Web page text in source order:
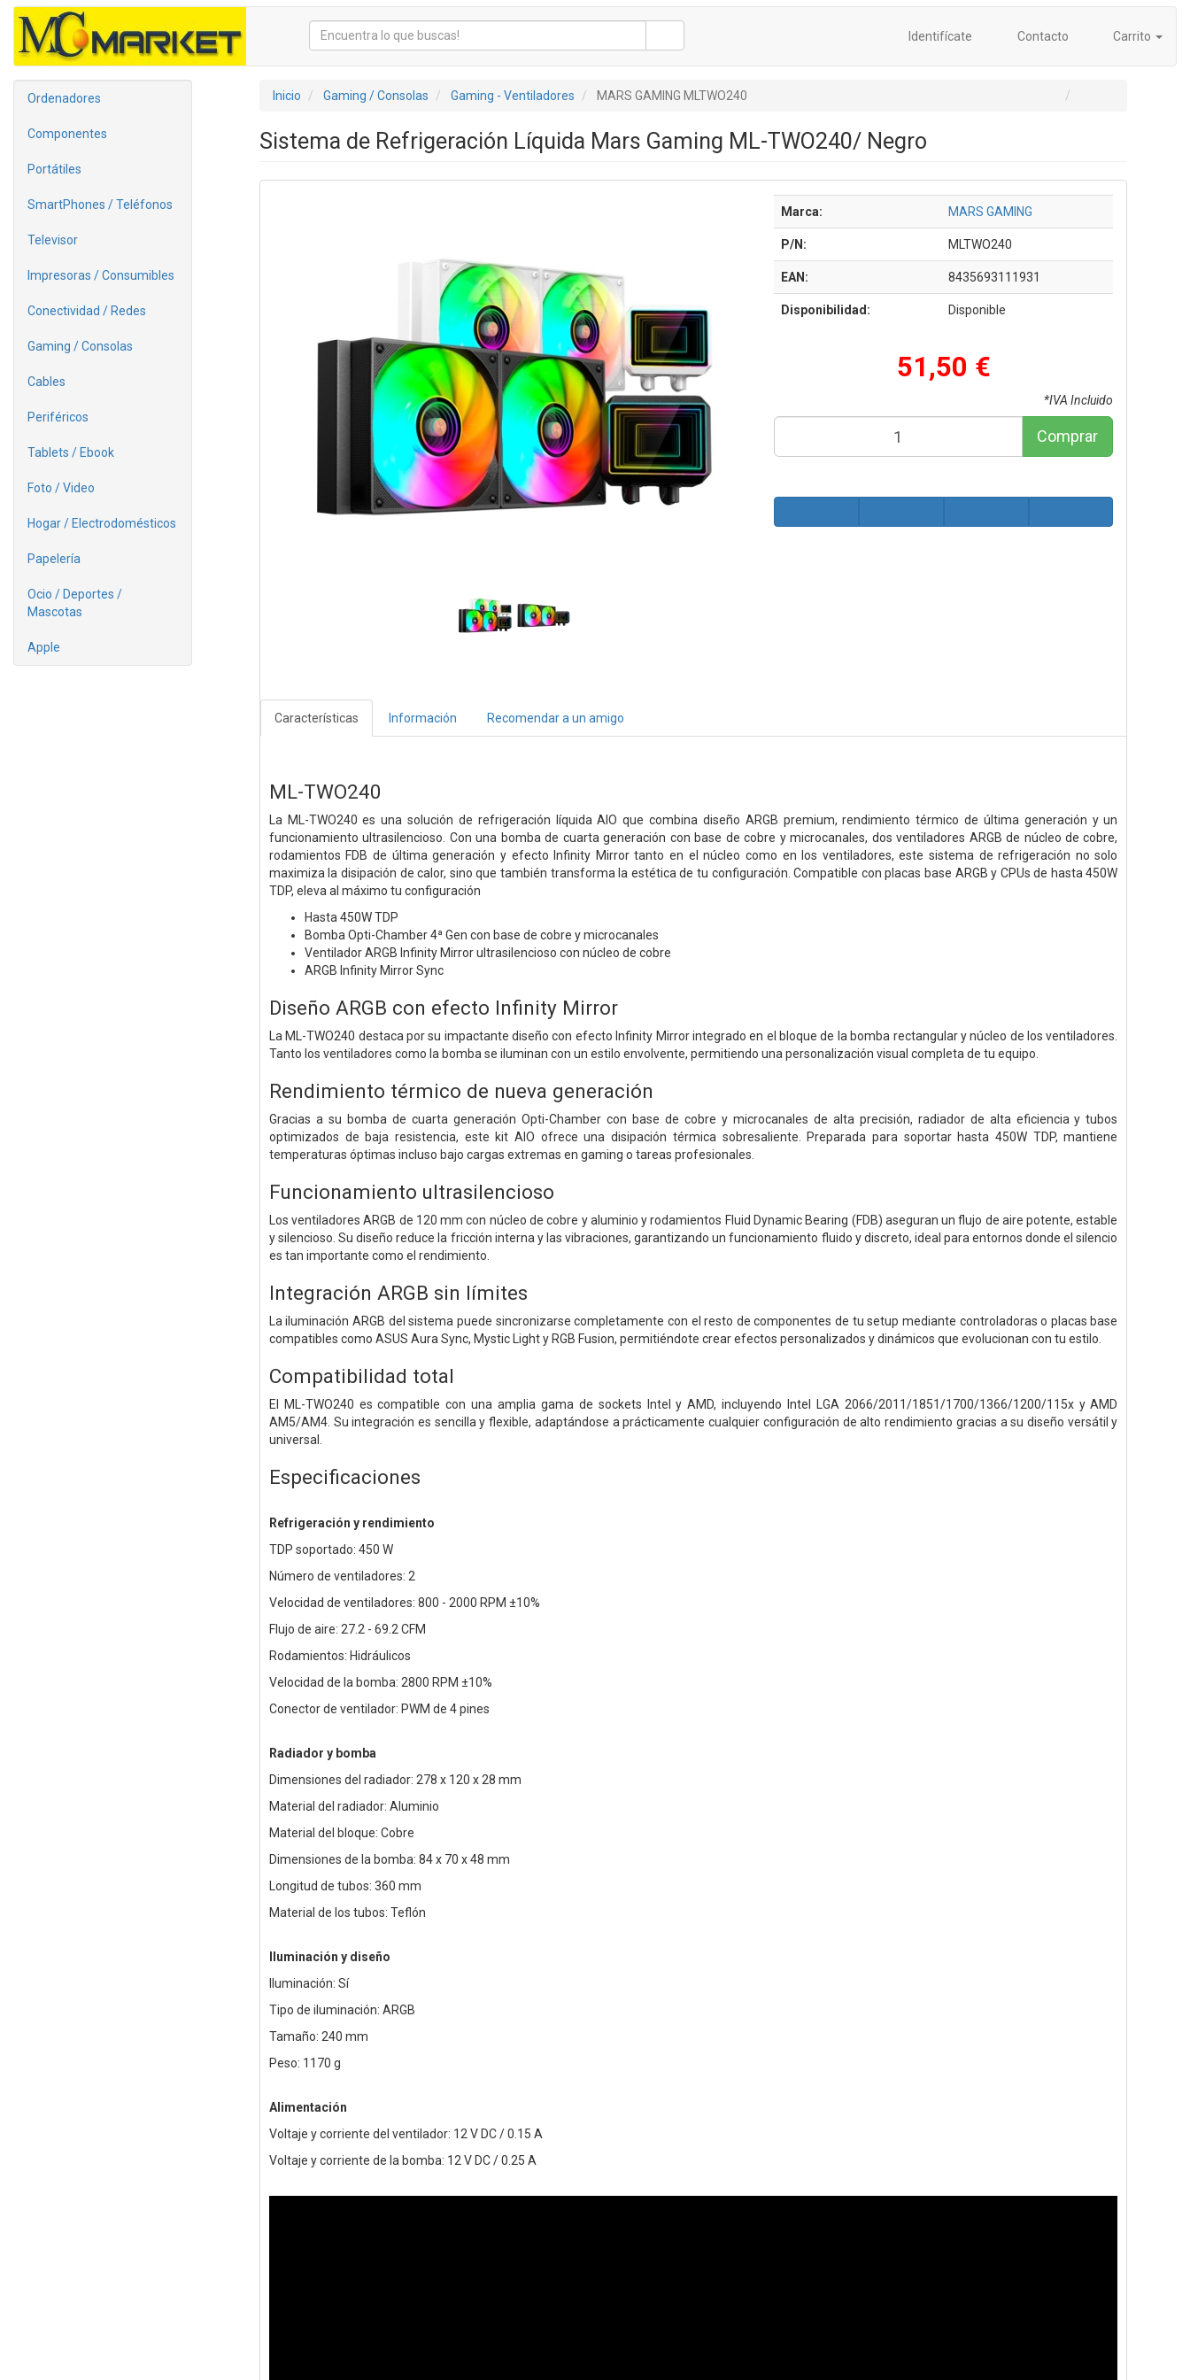
Identifícate Contacto Carrito
Ordenadores
Componentes
Portátiles
SmartPhones / Teléfonos
Televisor
Impresoras / Consumibles
Conectividad / Redes
Gaming / Consolas
Cables
Periféricos
Tablets / Ebook
Foto / Video
Hogar / Electrodomésticos
Papelería
Ocio / Deportes /
Mascotas
Apple
Inicio Gaming / Consolas Gaming - Ventiladores MARS GAMING MLTWO240
Sistema de Refrigeración Líquida Mars Gaming ML-TWO240/ Negro
Marca: MARS GAMING
P/N: MLTWO240
EAN: 8435693111931
Disponibilidad: Disponible
51,50 €
*IVA Incluido
Comprar
Características Información Recomendar a un amigo
ML-TWO240
La ML-TWO240 es una solución de refrigeración líquida AIO que combina diseño ARGB premium, rendimiento térmico de última generación y un
funcionamiento ultrasilencioso. Con una bomba de cuarta generación con base de cobre y microcanales, dos ventiladores ARGB de núcleo de cobre,
rodamientos FDB de última generación y efecto Infinity Mirror tanto en el núcleo como en los ventiladores, este sistema de refrigeración no solo
maximiza la disipación de calor, sino que también transforma la estética de tu configuración. Compatible con placas base ARGB y CPUs de hasta 450W
TDP, eleva al máximo tu configuración
Hasta 450W TDP
Bomba Opti-Chamber 4ª Gen con base de cobre y microcanales
Ventilador ARGB Infinity Mirror ultrasilencioso con núcleo de cobre
ARGB Infinity Mirror Sync
Diseño ARGB con efecto Infinity Mirror
La ML-TWO240 destaca por su impactante diseño con efecto Infinity Mirror integrado en el bloque de la bomba rectangular y núcleo de los ventiladores.
Tanto los ventiladores como la bomba se iluminan con un estilo envolvente, permitiendo una personalización visual completa de tu equipo.
Rendimiento térmico de nueva generación
Gracias a su bomba de cuarta generación Opti-Chamber con base de cobre y microcanales de alta precisión, radiador de alta eficiencia y tubos
optimizados de baja resistencia, este kit AIO ofrece una disipación térmica sobresaliente. Preparada para soportar hasta 450W TDP, mantiene
temperaturas óptimas incluso bajo cargas extremas en gaming o tareas profesionales.
Funcionamiento ultrasilencioso
Los ventiladores ARGB de 120 mm con núcleo de cobre y aluminio y rodamientos Fluid Dynamic Bearing (FDB) aseguran un flujo de aire potente, estable
y silencioso. Su diseño reduce la fricción interna y las vibraciones, garantizando un funcionamiento fluido y discreto, ideal para entornos donde el silencio
es tan importante como el rendimiento.
Integración ARGB sin límites
La iluminación ARGB del sistema puede sincronizarse completamente con el resto de componentes de tu setup mediante controladoras o placas base
compatibles como ASUS Aura Sync, Mystic Light y RGB Fusion, permitiéndote crear efectos personalizados y dinámicos que evolucionan con tu estilo.
Compatibilidad total
El ML-TWO240 es compatible con una amplia gama de sockets Intel y AMD, incluyendo Intel LGA 2066/2011/1851/1700/1366/1200/115x y AMD
AM5/AM4. Su integración es sencilla y flexible, adaptándose a prácticamente cualquier configuración de alto rendimiento gracias a su diseño versátil y
universal.
Especificaciones
Refrigeración y rendimiento
TDP soportado: 450 W
Número de ventiladores: 2
Velocidad de ventiladores: 800 - 2000 RPM ±10%
Flujo de aire: 27.2 - 69.2 CFM
Rodamientos: Hidráulicos
Velocidad de la bomba: 2800 RPM ±10%
Conector de ventilador: PWM de 4 pines
Radiador y bomba
Dimensiones del radiador: 278 x 120 x 28 mm
Material del radiador: Aluminio
Material del bloque: Cobre
Dimensiones de la bomba: 84 x 70 x 48 mm
Longitud de tubos: 360 mm
Material de los tubos: Teflón
Iluminación y diseño
Iluminación: Sí
Tipo de iluminación: ARGB
Tamaño: 240 mm
Peso: 1170 g
Alimentación
Voltaje y corriente del ventilador: 12 V DC / 0.15 A
Voltaje y corriente de la bomba: 12 V DC / 0.25 A